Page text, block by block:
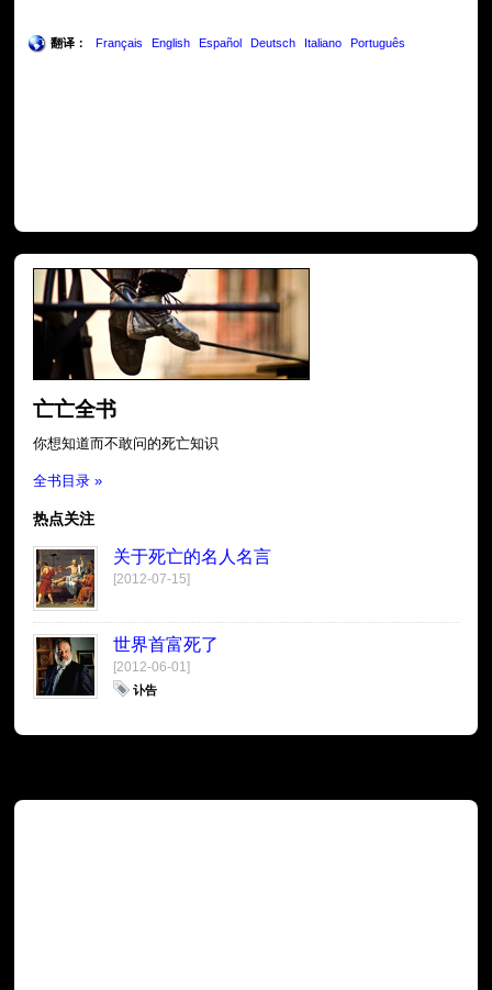
翻译： Français English Español Deutsch Italiano Português
亡亡全书
你想知道而不敢问的死亡知识
全书目录 »
热点关注
关于死亡的名人名言
[2012-07-15]
世界首富死了
[2012-06-01]
讣告